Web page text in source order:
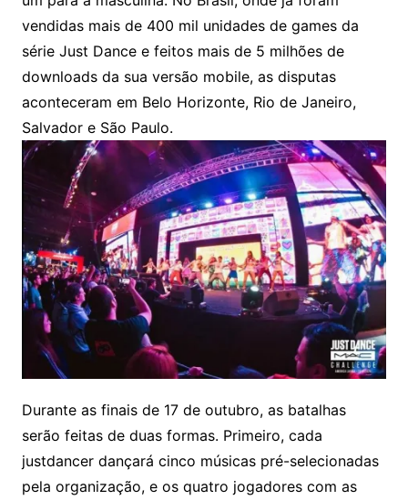
vendidas mais de 400 mil unidades de games da
série Just Dance e feitos mais de 5 milhões de
downloads da sua versão mobile, as disputas
aconteceram em Belo Horizonte, Rio de Janeiro,
Salvador e São Paulo.
Durante as finais de 17 de outubro, as batalhas
serão feitas de duas formas. Primeiro, cada
justdancer dançará cinco músicas pré-selecionadas
pela organização, e os quatro jogadores com as